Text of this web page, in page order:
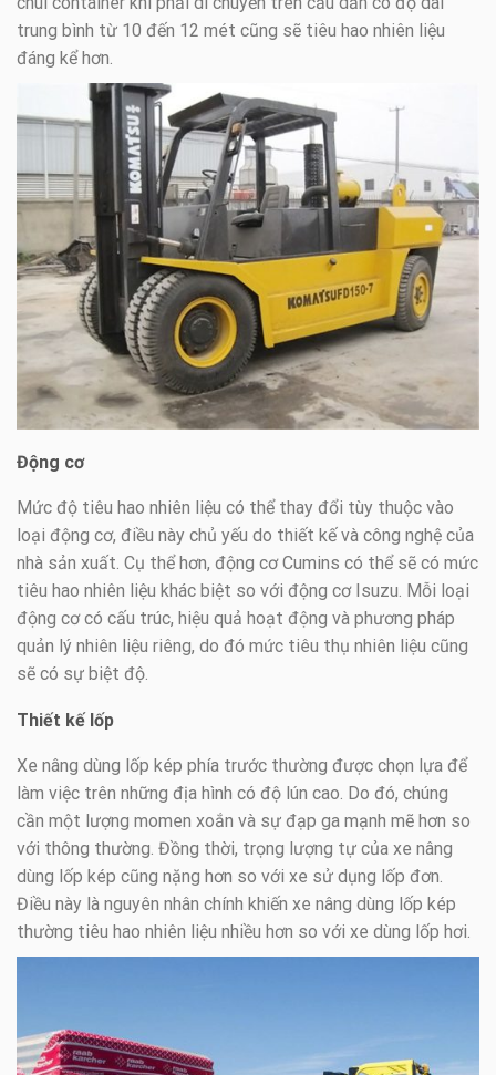
trung bình từ 10 đến 12 mét cũng sẽ tiêu hao nhiên liệu
đáng kể hơn.
Động cơ
Mức độ tiêu hao nhiên liệu có thể thay đổi tùy thuộc vào
loại động cơ, điều này chủ yếu do thiết kế và công nghệ của
nhà sản xuất. Cụ thể hơn, động cơ Cumins có thể sẽ có mức
tiêu hao nhiên liệu khác biệt so với động cơ Isuzu. Mỗi loại
động cơ có cấu trúc, hiệu quả hoạt động và phương pháp
quản lý nhiên liệu riêng, do đó mức tiêu thụ nhiên liệu cũng
sẽ có sự biệt độ.
Thiết kế lốp
Xe nâng dùng lốp kép phía trước thường được chọn lựa để
làm việc trên những địa hình có độ lún cao. Do đó, chúng
cần một lượng momen xoắn và sự đạp ga mạnh mẽ hơn so
với thông thường. Đồng thời, trọng lượng tự của xe nâng
dùng lốp kép cũng nặng hơn so với xe sử dụng lốp đơn.
Điều này là nguyên nhân chính khiến xe nâng dùng lốp kép
thường tiêu hao nhiên liệu nhiều hơn so với xe dùng lốp hơi.